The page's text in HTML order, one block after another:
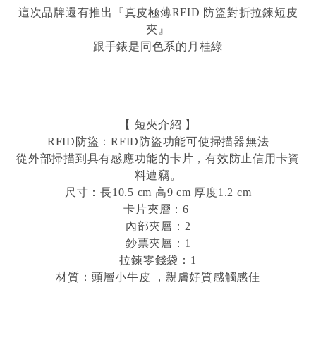
這次品牌還有推出
『真皮極薄RFID 防盜對折拉鍊短皮
夾』
跟手錶是同色系的月桂綠
【 短夾介紹 】
RFID防盜：RFID防盜功能可使掃描器無法
從外部掃描到具有感應功能的卡片，有效防止信用卡資
料遭竊。
尺寸：長10.5 cm 高9 cm 厚度1.2 cm
卡片夾層：6
內部夾層：2
鈔票夾層：1
拉鍊零錢袋：1
材質：頭層小牛皮 ，親膚好質感觸感佳